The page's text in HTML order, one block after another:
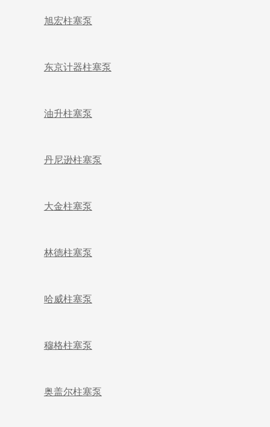
旭宏柱塞泵
东京计器柱塞泵
油升柱塞泵
丹尼逊柱塞泵
大金柱塞泵
林德柱塞泵
哈威柱塞泵
穆格柱塞泵
奥盖尔柱塞泵